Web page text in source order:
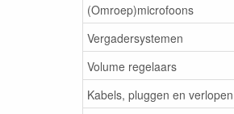
(Omroep)microfoons
Vergadersystemen
Volume regelaars
Kabels, pluggen en verlopen